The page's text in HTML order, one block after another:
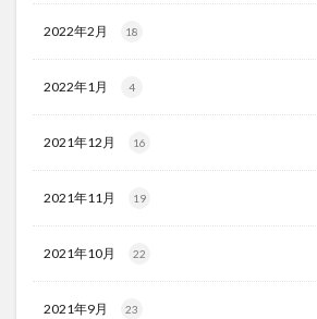
2022年2月 18
2022年1月 4
2021年12月 16
2021年11月 19
2021年10月 22
2021年9月 23